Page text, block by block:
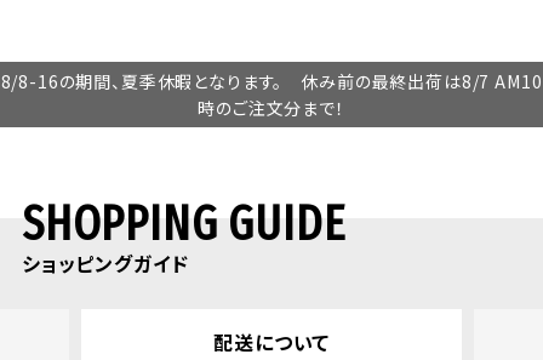
8/8-16の期間、夏季休暇となります。 休み前の最終出荷は8/7 AM10
時のご注文分まで！
SHOPPING GUIDE
ショッピングガイド
返品・交換について